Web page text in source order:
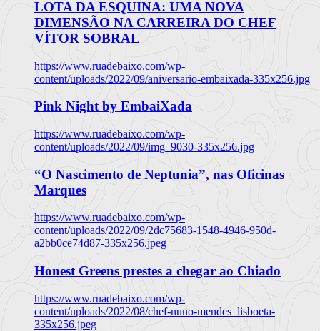
LOTA DA ESQUINA: UMA NOVA
DIMENSÃO NA CARREIRA DO CHEF
VÍTOR SOBRAL
https://www.ruadebaixo.com/wp-
content/uploads/2022/09/aniversario-embaixada-335x256.jpg
Pink Night by EmbaiXada
https://www.ruadebaixo.com/wp-
content/uploads/2022/09/img_9030-335x256.jpg
“O Nascimento de Neptunia”, nas Oficinas
Marques
https://www.ruadebaixo.com/wp-
content/uploads/2022/09/2dc75683-1548-4946-950d-
a2bb0ce74d87-335x256.jpeg
Honest Greens prestes a chegar ao Chiado
https://www.ruadebaixo.com/wp-
content/uploads/2022/08/chef-nuno-mendes_lisboeta-
335x256.jpeg